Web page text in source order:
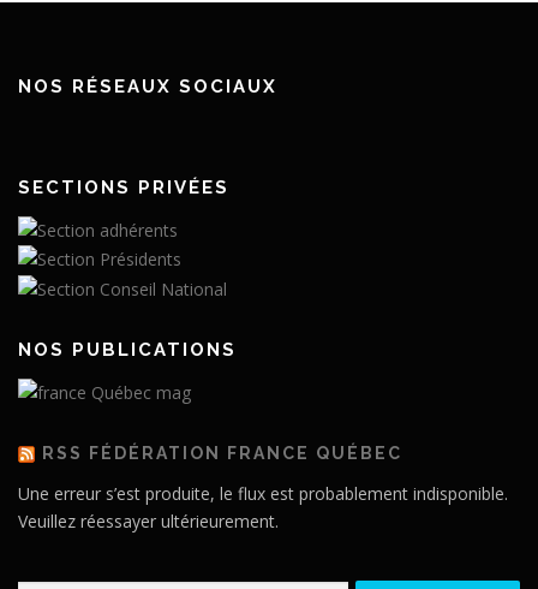
NOS RÉSEAUX SOCIAUX
SECTIONS PRIVÉES
NOS PUBLICATIONS
RSS FÉDÉRATION FRANCE QUÉBEC
Une erreur s’est produite, le flux est probablement indisponible.
Veuillez réessayer ultérieurement.